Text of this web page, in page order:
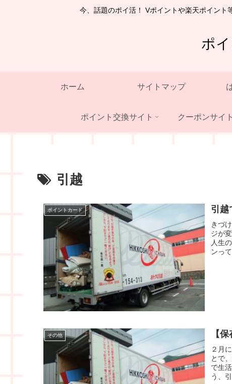
今、話題のポイ活！ Vポイントや楽天ポイン
ポ
ホーム サイトマップ
ポイント交換サイト クーポンサイト
引越
ポイントカード 引越
きづ
ジが
人生
ンっ
その他 【
２月
とで
で生
う、